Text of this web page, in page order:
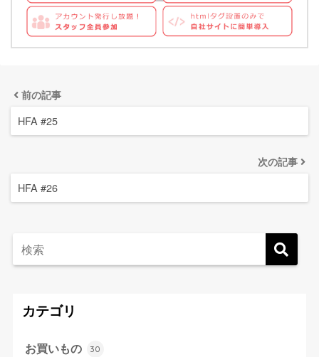
前の記事
HFA #25
次の記事
HFA #26
カテゴリ
お買いもの 30